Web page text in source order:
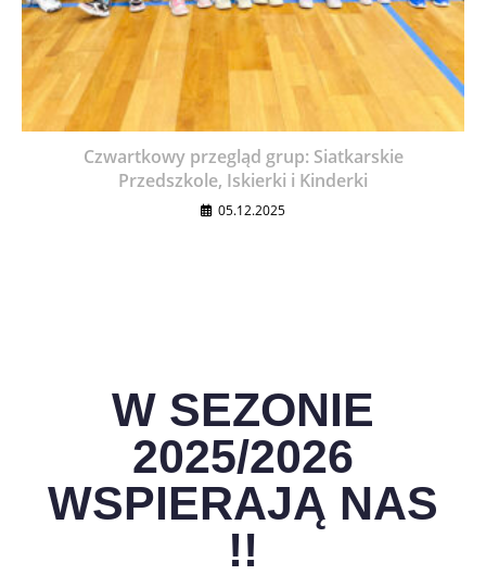
Czwartkowy przegląd grup: Siatkarskie
Przedszkole, Iskierki i Kinderki
05.12.2025
W SEZONIE
2025/2026
WSPIERAJĄ NAS
!!